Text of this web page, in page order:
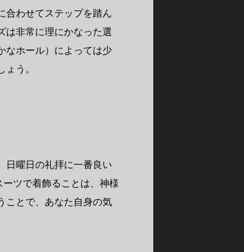
合わせてステップを踏ん
は非常に理にかなった選
なホール）によっては少
う。
日曜日の礼拝に一番良い
ツで着飾ることは、神様
ことで、あなた自身の気